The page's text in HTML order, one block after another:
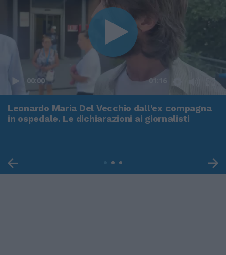
00:00 01:16
Leonardo Maria Del Vecchio dall'ex compagna
in ospedale. Le dichiarazioni ai giornalisti